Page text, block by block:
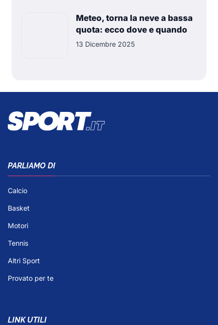
Meteo, torna la neve a bassa
quota: ecco dove e quando
13 Dicembre 2025
PARLIAMO DI
Calcio
Basket
Motori
Tennis
Altri Sport
Provato per te
LINK UTILI